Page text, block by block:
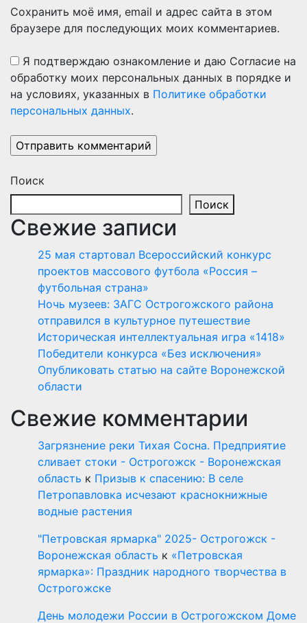
Сохранить моё имя, email и адрес сайта в этом
браузере для последующих моих комментариев.
Я подтверждаю ознакомление и даю Согласие на
обработку моих персональных данных в порядке и
на условиях, указанных в Политике обработки
персональных данных.
Поиск
Поиск
Свежие записи
25 мая стартовал Всероссийский конкурс
проектов массового футбола «Россия –
футбольная страна»
Ночь музеев: ЗАГС Острогожского района
отправился в культурное путешествие
Историческая интеллектуальная игра «1418»
Победители конкурса «Без исключения»
Опубликовать статью на сайте Воронежской
области
Свежие комментарии
Загрязнение реки Тихая Сосна. Предприятие
сливает стоки - Острогожск - Воронежская
область к Призыв к спасению: В селе
Петропавловка исчезают краснокнижные
водные растения
"Петровская ярмарка" 2025- Острогожск -
Воронежская область к «Петровская
ярмарка»: Праздник народного творчества в
Острогожске
День молодежи России в Острогожском Доме